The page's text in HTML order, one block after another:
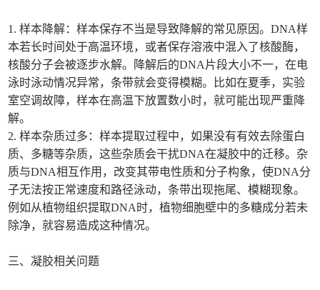
1. 样本降解：样本保存不当是导致降解的常见原因。DNA样
本若长时间处于高温环境，或者保存溶液中混入了核酸酶，
核酸分子会被逐步水解。降解后的DNA片段大小不一，在电
泳时泳动情况异常，条带就会变得模糊。比如在夏季，实验
室空调故障，样本在高温下放置数小时，就可能出现严重降
解。
2. 样本杂质过多：样本提取过程中，如果没有有效去除蛋白
质、多糖等杂质，这些杂质会干扰DNA在凝胶中的迁移。杂
质与DNA相互作用，改变其带电性质和分子构象，使DNA分
子无法按正常速度和路径泳动，条带出现拖尾、模糊现象。
例如从植物组织提取DNA时，植物细胞壁中的多糖成分若未
除净，就容易造成这种情况。
三、凝胶相关问题